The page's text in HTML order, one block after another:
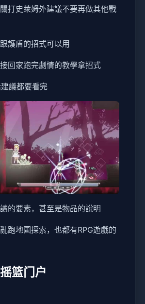
打史萊姆外建議不要再做其他戰
護盾的招式可以用
回家跑完劇情的教學拿招式
議都要看完
的要素，甚至是物品的說明
跑地圖探索，也都有RPG遊戲的
篮门户